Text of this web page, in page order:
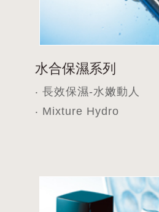
水合保濕系列
‧ 長效保濕-水嫩動人
‧ Mixture Hydro